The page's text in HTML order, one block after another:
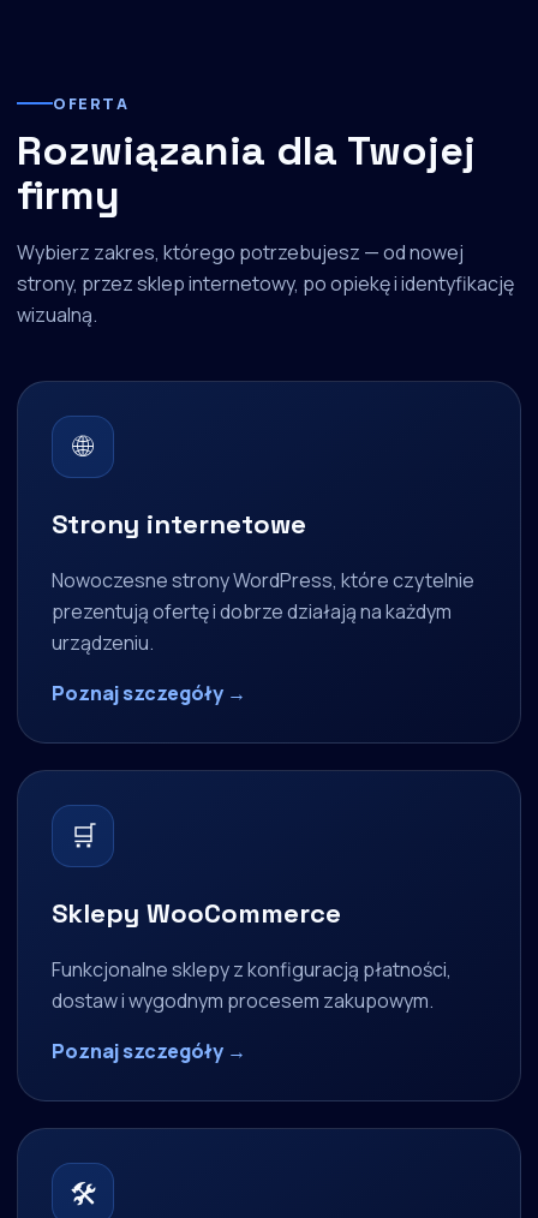
OFERTA
Rozwiązania dla Twojej
firmy
Wybierz zakres, którego potrzebujesz — od nowej
strony, przez sklep internetowy, po opiekę i identyfikację
wizualną.
🌐
Strony internetowe
Nowoczesne strony WordPress, które czytelnie
prezentują ofertę i dobrze działają na każdym
urządzeniu.
Poznaj szczegóły →
🛒
Sklepy WooCommerce
Funkcjonalne sklepy z konfiguracją płatności,
dostaw i wygodnym procesem zakupowym.
Poznaj szczegóły →
🛠